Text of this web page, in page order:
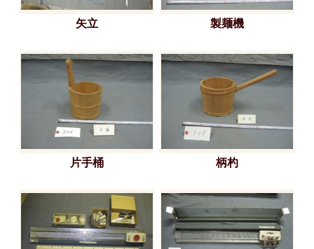
矢立 製麺機
片手桶 柄杓